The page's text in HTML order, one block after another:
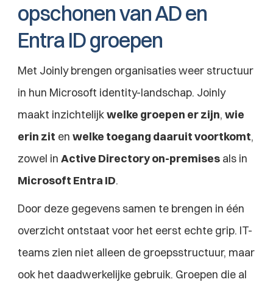
opschonen van AD en
Entra ID groepen
Met Joinly brengen organisaties weer structuur
in hun Microsoft identity-landschap. Joinly
maakt inzichtelijk welke groepen er zijn, wie
erin zit en welke toegang daaruit voortkomt,
zowel in Active Directory on-premises
Microsoft Entra ID.
Door deze gegevens samen te brengen in één
overzicht ontstaat voor het eerst echte grip. IT-
teams zien niet alleen de groepsstructuur, maar
ook het daadwerkelijke gebruik. Groepen die al